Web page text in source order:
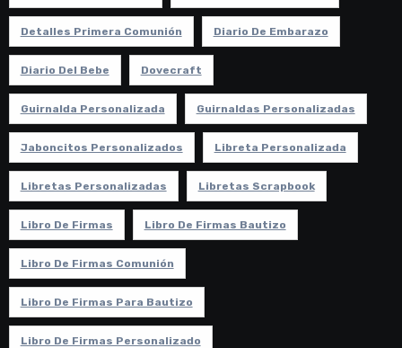
Detalles Primera Comunión Diario De Embarazo
Diario Del Bebe Dovecraft
Guirnalda Personalizada Guirnaldas Personalizadas
Jaboncitos Personalizados Libreta Personalizada
Libretas Personalizadas Libretas Scrapbook
Libro De Firmas Libro De Firmas Bautizo
Libro De Firmas Comunión
Libro De Firmas Para Bautizo
Libro De Firmas Personalizado